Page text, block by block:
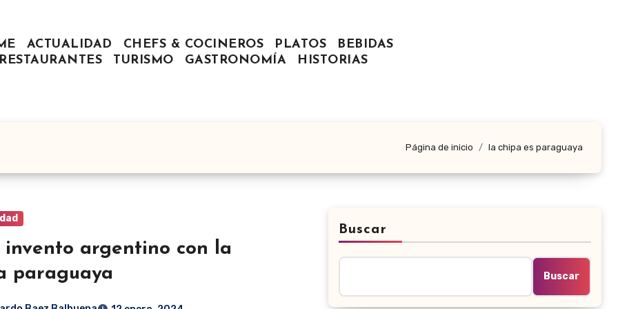
ACTUALIDAD CHEFS & COCINEROS PLATOS
BEBIDAS
RESTAURANTES
TURISMO GASTRONOMÍA HISTORIAS
Página de inicio la chipa es paraguaya
invento argentino con la
paraguaya
Buscar
Buscar